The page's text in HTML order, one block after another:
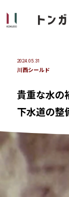
2024.05.31
川西シールド
貴重な水の
下水道の整